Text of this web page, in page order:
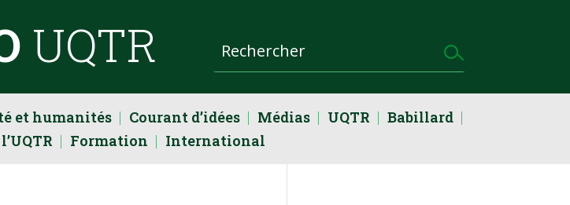
UQTR
et humanités Courant d’idées Médias UQTR
Babillard
Formation International